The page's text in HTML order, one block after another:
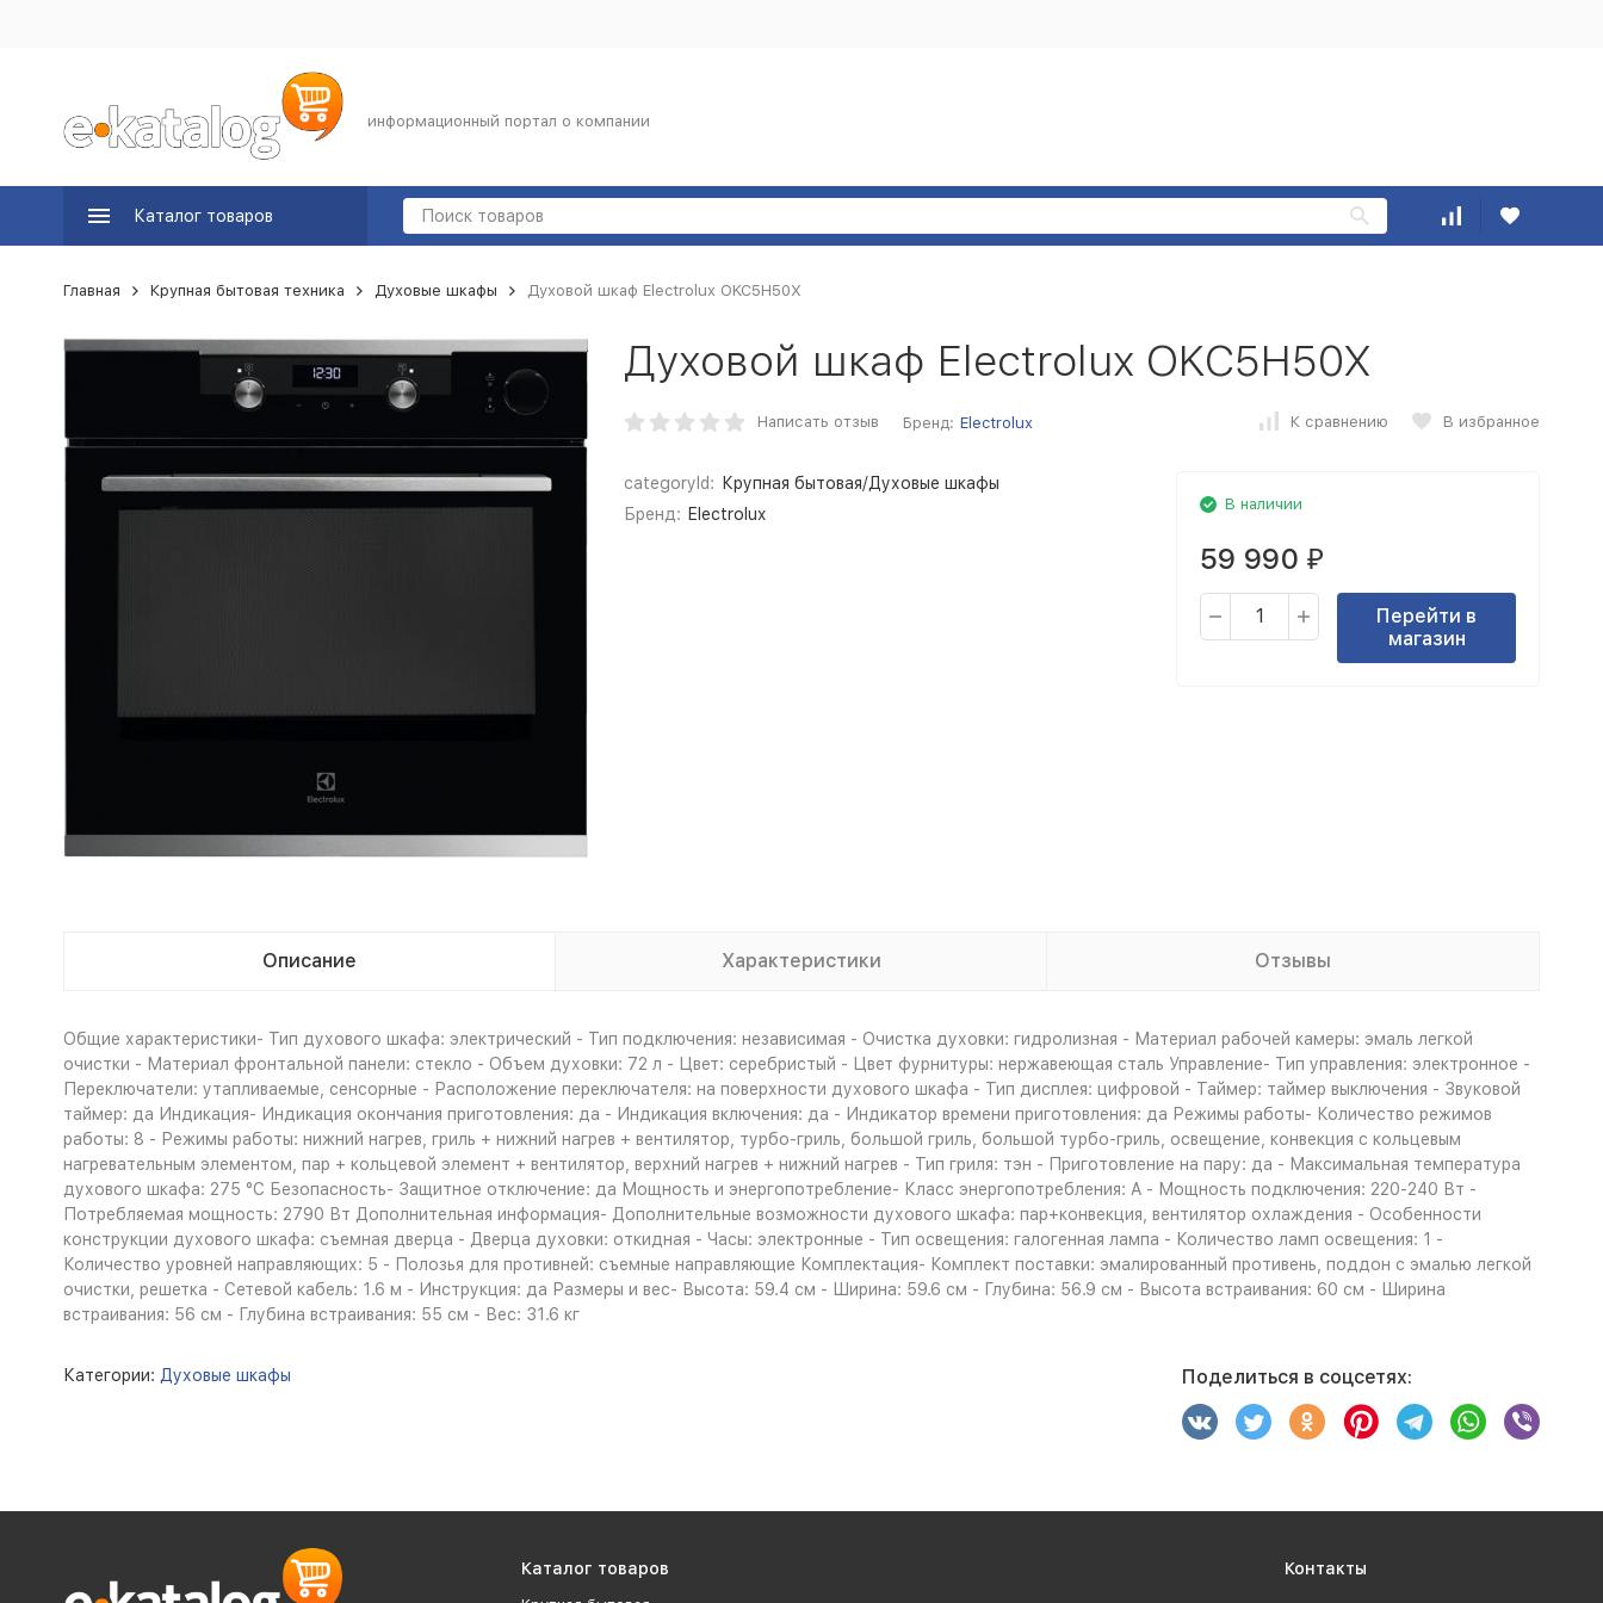
информационный портал о компании
Каталог товаров
Главная Крупная бытовая техника Духовые шкафы Духовой шкаф Electrolux OKC5H50X
Духовой шкаф Electrolux OKC5H50X
Написать отзыв Бренд: Electrolux К сравнению В избранное
categoryId:
Крупная бытовая/Духовые шкафы
Бренд: Electrolux
В наличии
59 990 ₽
Перейти в
магазин
Описание Характеристики Отзывы
Общие характеристики- Тип духового шкафа: электрический - Тип подключения: независимая - Очистка духовки: гидролизная - Материал рабочей камеры: эмаль легкой
очистки - Материал фронтальной панели: стекло - Объем духовки: 72 л - Цвет: серебристый - Цвет фурнитуры: нержавеющая сталь Управление- Тип управления: электронное -
Переключатели: утапливаемые, сенсорные - Расположение переключателя: на поверхности духового шкафа - Тип дисплея: цифровой - Таймер: таймер выключения - Звуковой
таймер: да Индикация- Индикация окончания приготовления: да - Индикация включения: да - Индикатор времени приготовления: да Режимы работы- Количество режимов
работы: 8 - Режимы работы: нижний нагрев, гриль + нижний нагрев + вентилятор, турбо-гриль, большой гриль, большой турбо-гриль, освещение, конвекция с кольцевым
нагревательным элементом, пар + кольцевой элемент + вентилятор, верхний нагрев + нижний нагрев - Тип гриля: тэн - Приготовление на пару: да - Максимальная температура
духового шкафа: 275 °С Безопасность- Защитное отключение: да Мощность и энергопотребление- Класс энергопотребления: A - Мощность подключения: 220-240 Вт -
Потребляемая мощность: 2790 Вт Дополнительная информация- Дополнительные возможности духового шкафа: пар+конвекция, вентилятор охлаждения - Особенности
конструкции духового шкафа: съемная дверца - Дверца духовки: откидная - Часы: электронные - Тип освещения: галогенная лампа - Количество ламп освещения: 1 -
Количество уровней направляющих: 5 - Полозья для противней: съемные направляющие Комплектация- Комплект поставки: эмалированный противень, поддон с эмалью легкой
очистки, решетка - Сетевой кабель: 1.6 м - Инструкция: да Размеры и вес- Высота: 59.4 см - Ширина: 59.6 см - Глубина: 56.9 см - Высота встраивания: 60 см - Ширина
встраивания: 56 см - Глубина встраивания: 55 см - Вес: 31.6 кг
Категории: Духовые шкафы Поделиться в соцсетях:
Каталог товаров Контакты